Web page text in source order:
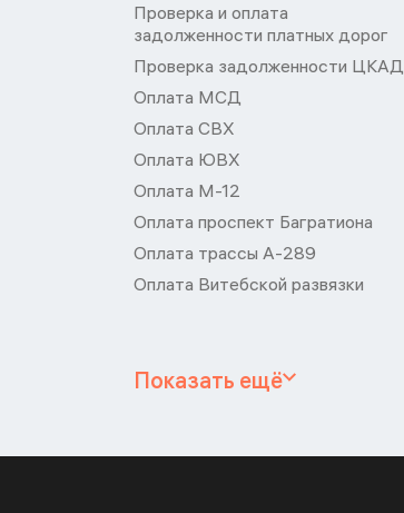
Проверка и оплата
задолженности платных дорог
Проверка задолженности ЦКАД
Оплата МСД
Оплата СВХ
Оплата ЮВХ
Оплата М-12
Оплата проспект Багратиона
Оплата трассы А-289
Оплата Витебской развязки
Показать ещё